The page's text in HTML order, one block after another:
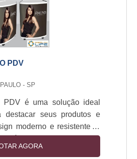
PDV
- SP
PDV é uma solução ideal
destacar seus produtos e
moderno e resistente, o
é ideal para expor seus
e segura. Seu design
AGORA